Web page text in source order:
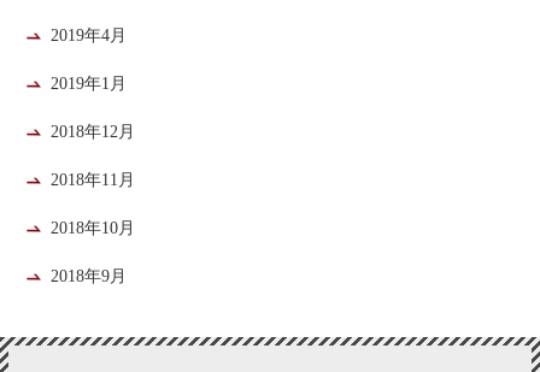
2019年4月
2019年1月
2018年12月
2018年11月
2018年10月
2018年9月